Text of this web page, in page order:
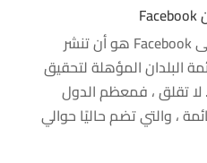
أحد شروط تحقيق الدخل على Facebook هو أن تنشر
البلدان المؤهلة لتحقيق
لا تقلق ، فمعظم الدول
، والتي تضم حاليًا حوالي